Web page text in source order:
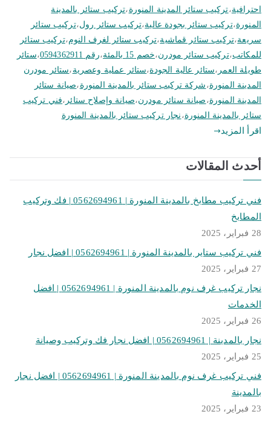
احترافية،تركيب ستائر المدينة المنورة ،تركيب ستائر بالمدينة
المنورة،تركيب ستائر بجودة عالية،تركيب ستائر رول،تركيب ستائر
سريعة،تركيب ستائر قماشية،تركيب ستائر لغرف النوم،تركيب ستائر
للمكاتب،تركيب ستائر مودرن،خصم 15 بالمئة ،رقم 0594362911 ،ستائر
طويلة العمر ،ستائر عالية الجودة،ستائر عملية وعصرية ،ستائر مودرن
المدينة المنورة، شركة تركيب ستائر بالمدينة المنورة ،صيانة ستائر
المدينة المنورة، صيانة ستائر مودرن،صيانة وإصلاح ستائر ،فني تركيب
ستائر بالمدينة المنورة، نجار تركيب ستائر بالمدينة المنورة
اقرأ المزيد
أحدث المقالات
فني تركيب مطابخ بالمدينة المنورة | 0562694961 | فك وتركيب
المطابخ
28 فبراير، 2025
فني تركيب ستاير بالمدينة المنورة | 0562694961 | افضل نجار
27 فبراير، 2025
نجار تركيب غرف نوم بالمدينة المنورة | 0562694961 | افضل
الخدمات
26 فبراير، 2025
نجار بالمدينة | 0562694961 | افضل نجار فك وتركيب وصيانة
25 فبراير، 2025
فني تركيب غرف نوم بالمدينة المنورة | 0562694961 | افضل نجار
بالمدينة
23 فبراير، 2025